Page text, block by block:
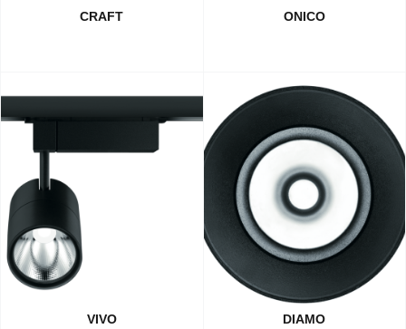
CRAFT ONICO
VIVO DIAMO